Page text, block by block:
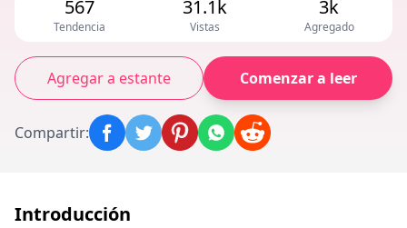
567
Tendencia
31.1k
Vistas
3k
Agregado
Agregar a estante Comenzar a leer
Compartir:
Introducción